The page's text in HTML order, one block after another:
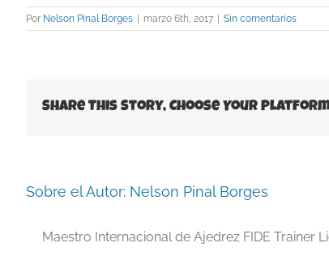
Por Nelson Pinal Borges | marzo 6th, 2017 | Sin comentarios
Share This Story, Choose Your
Sobre el Autor: Nelson Pinal Borges
Maestro Internacional de Ajedrez FIDE Trainer